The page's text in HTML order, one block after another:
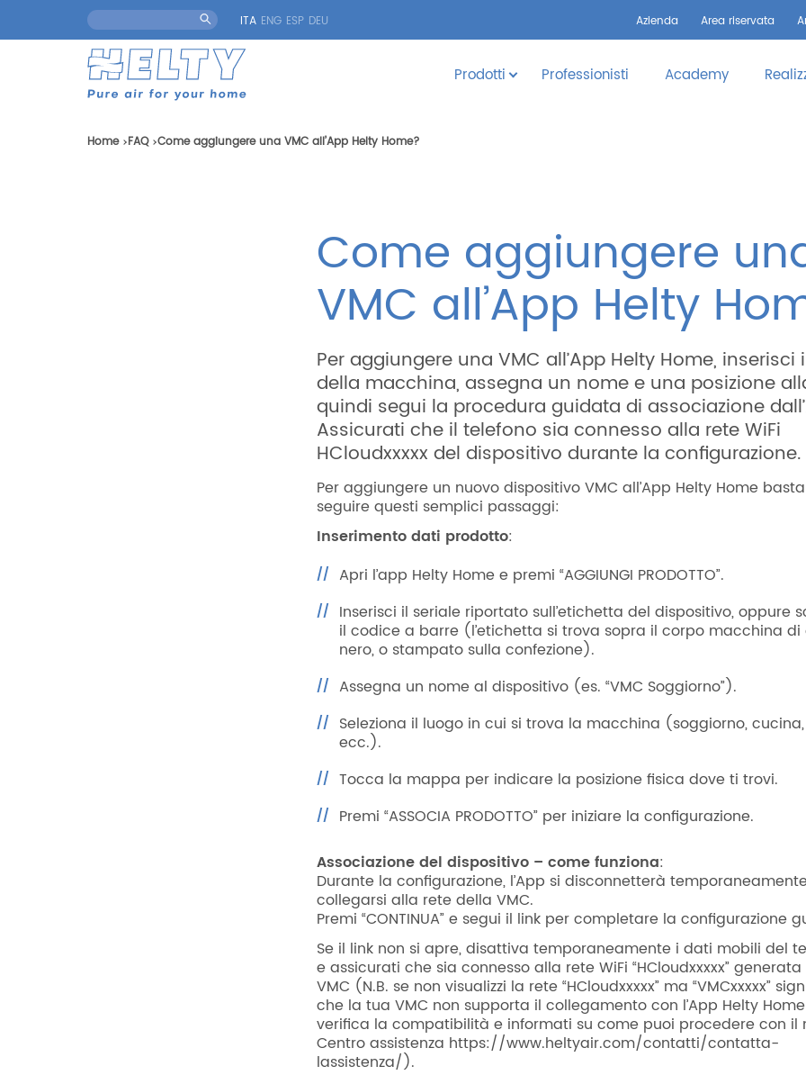
ITA ENG ESP DEU Azienda Area riservata
Prodotti Professionisti Academy
Home FAQ Come aggiungere una VMC all’App Helty Home?
Come aggiungere
VMC all’App Helty
Per aggiungere una VMC all’App Helty Home, inserisci
della macchina, assegna un nome e una posizione
quindi segui la procedura guidata di associazione
Assicurati che il telefono sia connesso alla rete WiFi
HCloudxxxxx del dispositivo durante la configurazione.
Per aggiungere un nuovo dispositivo VMC all’App Helty Home basta
seguire questi semplici passaggi:
Inserimento dati prodotto:
Apri l’app Helty Home e premi “AGGIUNGI PRODOTTO”.
Inserisci il seriale riportato sull’etichetta del dispositivo, oppure
il codice a barre (l’etichetta si trova sopra il corpo macchina di
nero, o stampato sulla confezione).
Assegna un nome al dispositivo (es. “VMC Soggiorno”).
Seleziona il luogo in cui si trova la macchina (soggiorno,
ecc.).
Tocca la mappa per indicare la posizione fisica dove ti trovi.
Premi “ASSOCIA PRODOTTO” per iniziare la configurazione.
Associazione del dispositivo – come funziona:
Durante la configurazione, l’App si disconnetterà
collegarsi alla rete della VMC.
Premi “CONTINUA” e segui il link per completare la configurazione
Se il link non si apre, disattiva temporaneamente i dati mobili del
e assicurati che sia connesso alla rete WiFi “HCloudxxxxx”
VMC (N.B. se non visualizzi la rete “HCloudxxxxx” ma “VMCxxxxx”
che la tua VMC non supporta il collegamento con l’App Helty
verifica la compatibilità e informati su come puoi procedere con il
Centro assistenza https://www.heltyair.com/contatti/contatta-
lassistenza/).